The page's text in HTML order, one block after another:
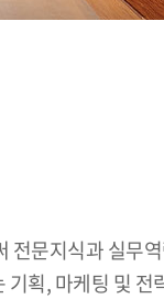
전문지식과 실무
획, 마케팅 및